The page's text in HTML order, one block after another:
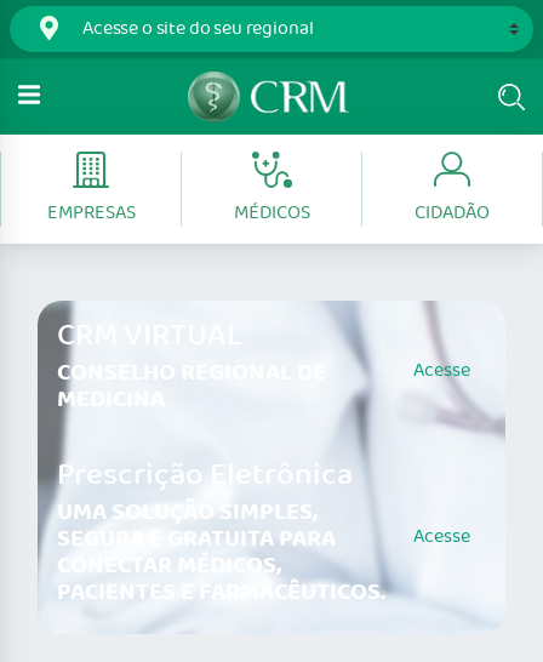
EMPRESAS MÉDICOS CIDADÃO
CRM VIRTUAL
CONSELHO REGIONAL DE
MEDICINA
Acesse
Prescrição Eletrônica
UMA SOLUÇÃO SIMPLES,
SEGURA E GRATUITA PARA
CONECTAR MÉDICOS,
PACIENTES E FARMACÊUTICOS.
Acesse